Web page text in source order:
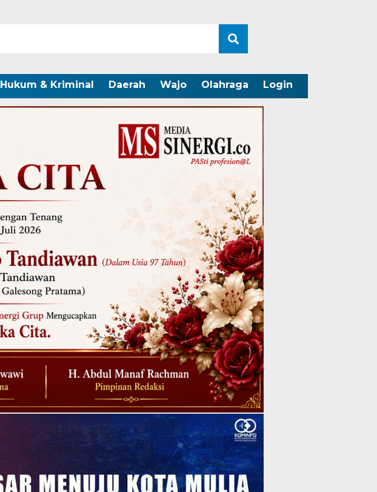
Hukum & Kriminal Daerah Wajo Olahraga Login